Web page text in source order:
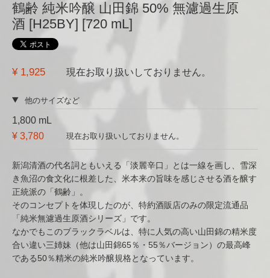
鶴齢 純米吟醸 山田錦 50% 無濾過生原
酒 [H25BY] [720 mL]
¥ 1,925 現在お取り扱いしておりません。
他のサイズなど
1,800 mL
¥ 3,780
現在お取り扱いしておりません。
新潟清酒の代名詞ともいえる「淡麗辛口」とは一線を画し、雪深
き魚沼の食文化に根差した、米本来の旨味を感じさせる酒を醸す
正統派の「鶴齢」。
そのコンセプトを体現したのが、特約酒販店のみの限定流通品
「純米無濾過生原酒シリーズ」です。
なかでもこのブラックラベルは、特に人気の高い山田錦の精米度
合い違い三姉妹（他は山田錦65％・55％バージョン）の最高峰
である50％精米の純米吟醸規格となっています。